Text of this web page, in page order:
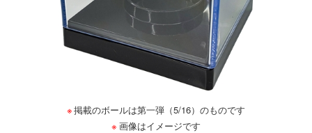
掲載のボールは第一弾（5/16）のものです
画像はイメージです